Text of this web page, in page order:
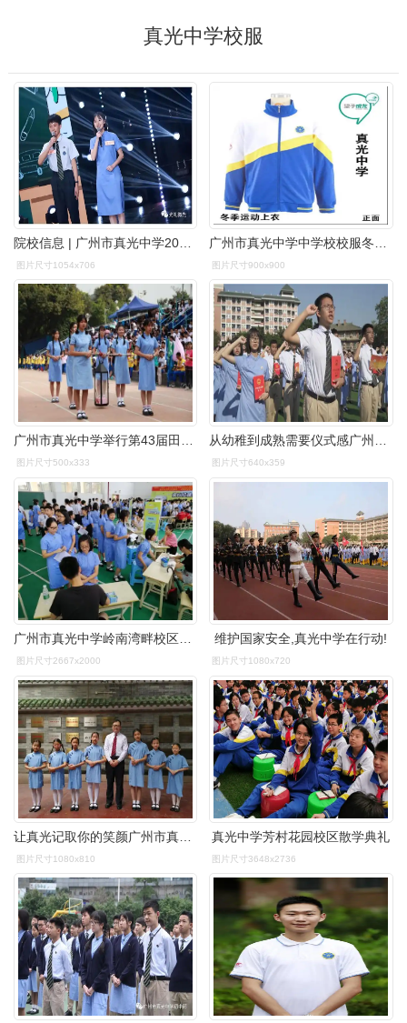
真光中学校服
图片尺寸1054x706 图片尺寸900x900
广州市真光中学举行第43届田径运动会开幕式
图片尺寸500x333
从幼稚到成熟需要仪式感广州市真光中学举行成人宣誓仪式
图片尺寸640x359
图片尺寸2667x2000
维护国家安全,真光中学在行动!
图片尺寸1080x720
图片尺寸1080x810
真光中学芳村花园校区散学典礼
图片尺寸3648x2736